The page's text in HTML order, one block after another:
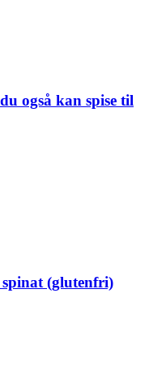
også kan spise til
(glutenfri)